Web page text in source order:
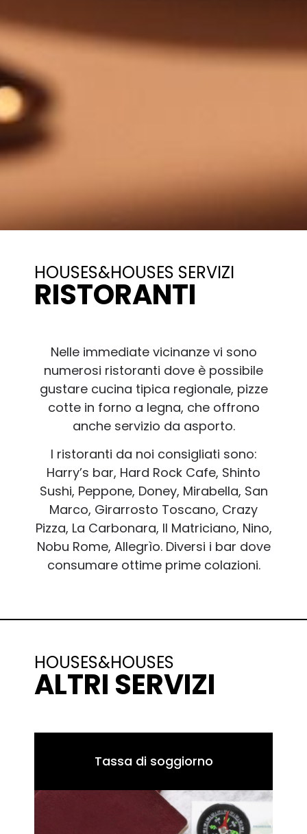
HOUSES&HOUSES SERVIZI
RISTORANTI
Nelle immediate vicinanze vi sono
numerosi ristoranti dove è possibile
gustare cucina tipica regionale, pizze
cotte in forno a legna, che offrono
anche servizio da asporto.
I ristoranti da noi consigliati sono:
Harry’s bar, Hard Rock Cafe, Shinto
Sushi, Peppone, Doney, Mirabella, San
Marco, Girarrosto Toscano, Crazy
Pizza, La Carbonara, Il Matriciano, Nino,
Nobu Rome, Allegrìo. Diversi i bar dove
consumare ottime prime colazioni.
HOUSES&HOUSES
ALTRI SERVIZI
Tassa di soggiorno